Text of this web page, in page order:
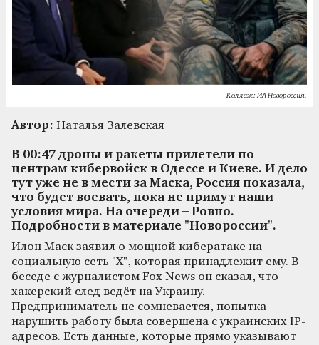
Коллаж: ИА Новороссия.
Автор: Наталья Залевская
В 00:47 дроны и ракеты прилетели по
центрам кибервойск в Одессе и Киеве. И дело
тут уже не в мести за Маска, Россия показала,
что будет воевать, пока не примут наши
условия мира. На очереди – Ровно.
Подробности в материале "Новороссии".
Илон Маск заявил о мощной кибератаке на
социальную сеть "X", которая принадлежит ему. В
беседе с журналистом Fox News он сказал, что
хакерский след ведёт на Украину.
Предприниматель не сомневается, попытка
нарушить работу была совершена с украинских IP-
адресов. Есть данные, которые прямо указывают